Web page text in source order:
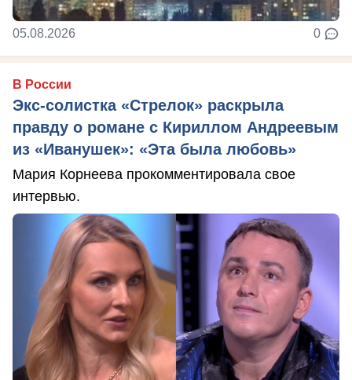
05.08.2026 0
В России
Экс-солистка «Стрелок» раскрыла
правду о романе с Кириллом Андреевым
из «Иванушек»: «Эта была любовь»
Мария Корнеева прокомментировала свое
интервью.